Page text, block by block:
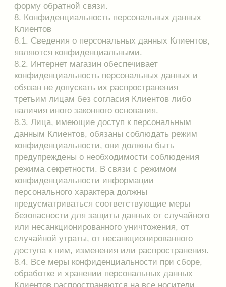
© Плева, 2026
Публичная оферта
Разработка сайта